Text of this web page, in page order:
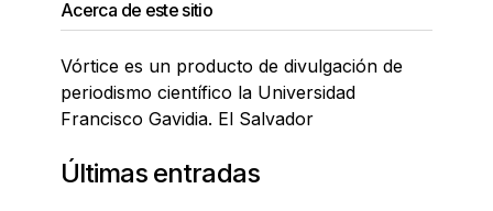
Acerca de este sitio
Vórtice es un producto de divulgación de
periodismo científico la Universidad
Francisco Gavidia. El Salvador
Últimas entradas